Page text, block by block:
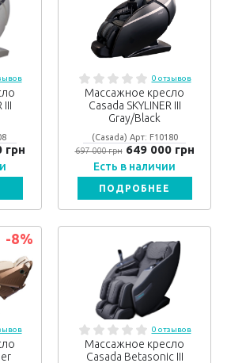
III
грн
0 отзывов
Массажное кресло
Casada SKYLINER III
Gray/Black
(Casada) Арт: F10180
697 000 грн649 000 грн
Есть в наличии
ПОДРОБНЕЕ
-8%
0 отзывов
Массажное кресло
Casada Betasonic III